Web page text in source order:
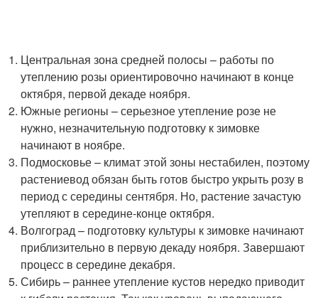
Центральная зона средней полосы – работы по
утеплению розы ориентировочно начинают в конце
октября, первой декаде ноября.
Южные регионы – серьезное утепление розе не
нужно, незначительную подготовку к зимовке
начинают в ноябре.
Подмосковье – климат этой зоны нестабилен, поэтому
растениевод обязан быть готов быстро укрыть розу в
период с середины сентября. Но, растение зачастую
утепляют в середине-конце октября.
Волгоград – подготовку культуры к зимовке начинают
приблизительно в первую декаду ноября. Завершают
процесс в середине декабря.
Сибирь – раннее утепление кустов нередко приводит